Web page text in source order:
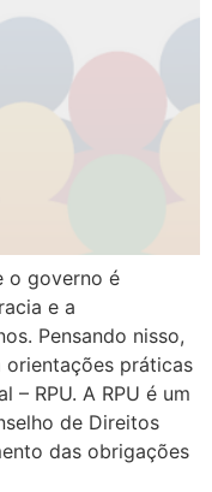
o governo é
e a
Pensando nisso,
práticas
– RPU. A RPU é um
de Direitos
das obrigações